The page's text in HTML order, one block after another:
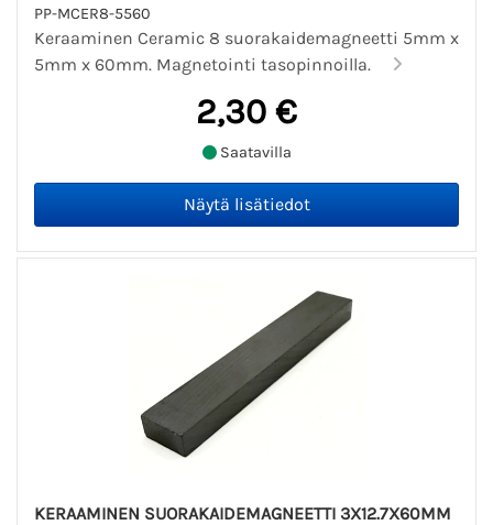
PP-MCER8-5560
Keraaminen Ceramic 8 suorakaidemagneetti 5mm x
5mm x 60mm. Magnetointi tasopinnoilla.
2,30 €
Saatavilla
KERAAMINEN SUORAKAIDEMAGNEETTI 3X12.7X60MM